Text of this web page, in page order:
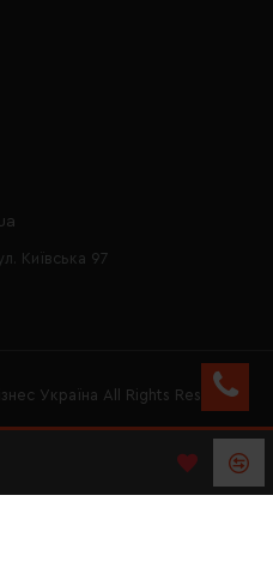
Київська 97
Україна All Rights Reserved